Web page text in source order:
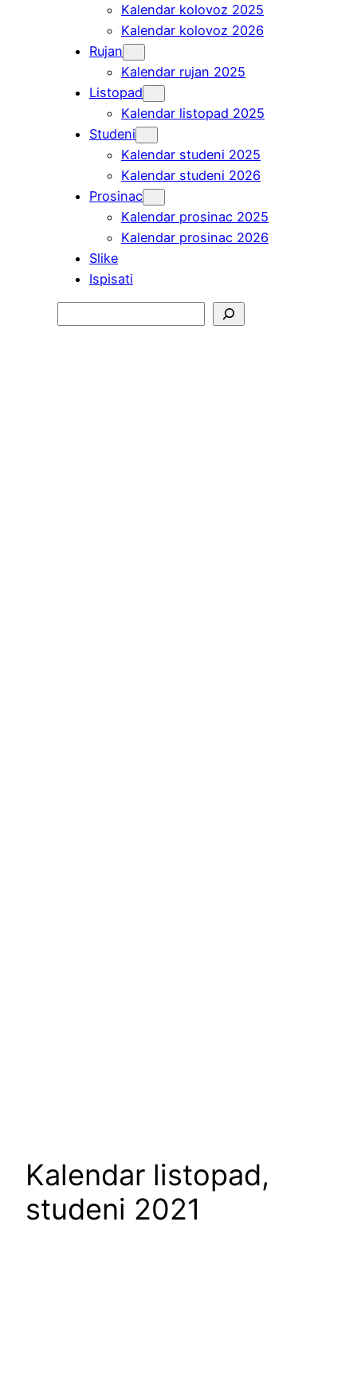
Kalendar kolovoz 2025
Kalendar kolovoz 2026
Rujan
Kalendar rujan 2025
Listopad
Kalendar listopad 2025
Studeni
Kalendar studeni 2025
Kalendar studeni 2026
Prosinac
Kalendar prosinac 2025
Kalendar prosinac 2026
Slike
Ispisati
Kalendar listopad,
studeni 2021